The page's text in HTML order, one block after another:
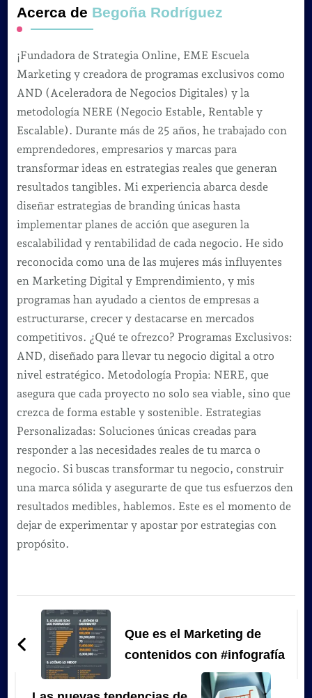
Acerca de Begoña Rodríguez
¡Fundadora de Strategia Online, EME Escuela
Marketing y creadora de programas exclusivos como
AND (Aceleradora de Negocios Digitales) y la
metodología NERE (Negocio Estable, Rentable y
Escalable). Durante más de 25 años, he trabajado con
emprendedores, empresarios y marcas para
transformar ideas en estrategias reales que generan
resultados tangibles. Mi experiencia abarca desde
diseñar estrategias de branding únicas hasta
implementar planes de acción que aseguren la
escalabilidad y rentabilidad de cada negocio. He sido
reconocida como una de las mujeres más influyentes
en Marketing Digital y Emprendimiento, y mis
programas han ayudado a cientos de empresas a
estructurarse, crecer y destacarse en mercados
competitivos. ¿Qué te ofrezco? Programas Exclusivos:
AND, diseñado para llevar tu negocio digital a otro
nivel estratégico. Metodología Propia: NERE, que
asegura que cada proyecto no solo sea viable, sino que
crezca de forma estable y sostenible. Estrategias
Personalizadas: Soluciones únicas creadas para
responder a las necesidades reales de tu marca o
negocio. Si buscas transformar tu negocio, construir
una marca sólida y asegurarte de que tus esfuerzos den
resultados medibles, hablemos. Este es el momento de
dejar de experimentar y apostar por estrategias con
propósito.
Navegación
de
entradas
Que es el Marketing de
contenidos con #infografía